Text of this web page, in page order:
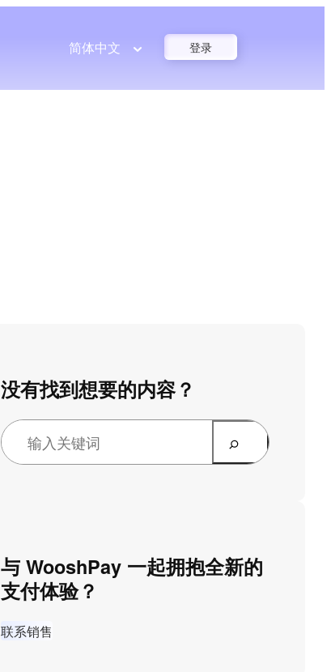
简体中文 登录
没有找到想要的内容？
与 WooshPay 一起拥抱全新的
支付体验？
联系销售